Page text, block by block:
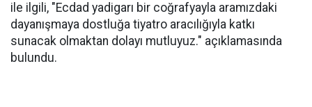
ile ilgili, "Ecdad yadigarı bir coğrafyayla aramızdaki
dayanışmaya dostluğa tiyatro aracılığıyla katkı
sunacak olmaktan dolayı mutluyuz." açıklamasında
bulundu.